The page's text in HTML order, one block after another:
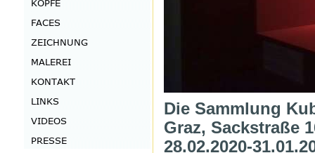
Die Sammlung
Graz, Sackstraße
28.02.2020-